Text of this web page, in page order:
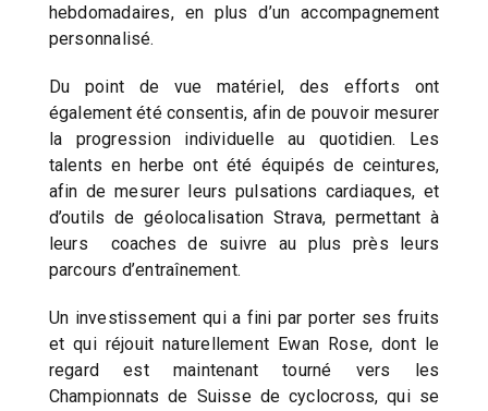
hebdomadaires, en plus d’un accompagnement
personnalisé.
Du point de vue matériel, des efforts ont
également été consentis, afin de pouvoir mesurer
la progression individuelle au quotidien. Les
talents en herbe ont été équipés de ceintures,
afin de mesurer leurs pulsations cardiaques, et
d’outils de géolocalisation Strava, permettant à
leurs coaches de suivre au plus près leurs
parcours d’entraînement.
Un investissement qui a fini par porter ses fruits
et qui réjouit naturellement Ewan Rose, dont le
regard est maintenant tourné vers les
Championnats de Suisse de cyclocross, qui se